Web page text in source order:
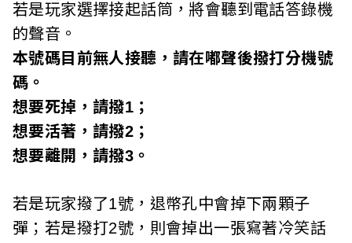
若是玩家選擇接起話筒，將會聽到電話答錄機
的聲音。
本號碼目前無人接聽，請在嘟聲後撥打分機號
碼。
想要死掉，請撥1；
想要活著，請撥2；
想要離開，請撥3。
若是玩家撥了1號，退幣孔中會掉下兩顆子
彈；若是撥打2號，則會掉出一張寫著冷笑話